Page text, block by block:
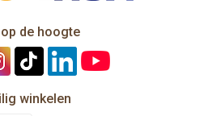
de hoogte
winkelen